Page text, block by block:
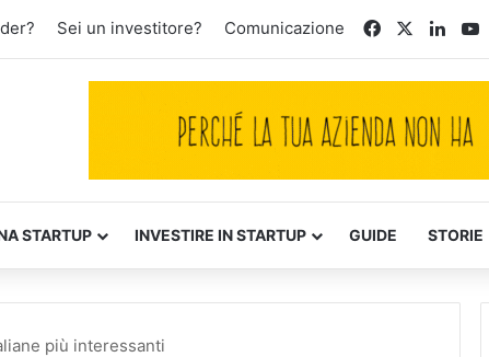
Sei un investitore? Comunicazione Facebook
STARTUP INVESTIRE IN STARTUP GUIDE STORIE
più interessanti